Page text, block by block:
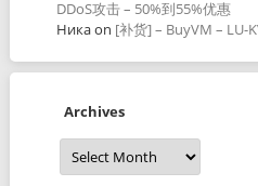
DDoS攻击 – 50%到55%优惠
Никаon [补货] – BuyVM – LU-
Archives
Archives